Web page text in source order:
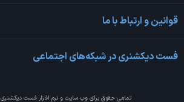
قوانین و ارتباط با ما
فست دیکشنری در شبکه‌های اجتماعی
تمامی حقوق برای وب سایت و نرم افزارفست دیکشنری